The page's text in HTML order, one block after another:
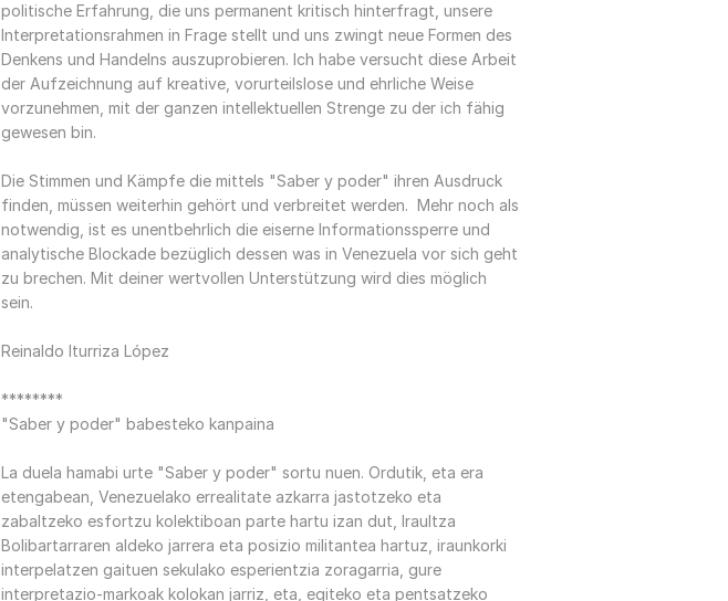
politische Erfahrung, die uns permanent kritisch hinterfragt, unsere
Interpretationsrahmen in Frage stellt und uns zwingt neue Formen des
Denkens und Handelns auszuprobieren. Ich habe versucht diese Arbeit
der Aufzeichnung auf kreative, vorurteilslose und ehrliche Weise
vorzunehmen, mit der ganzen intellektuellen Strenge zu der ich fähig
gewesen bin.
Die Stimmen und Kämpfe die mittels "Saber y poder" ihren Ausdruck
finden, müssen weiterhin gehört und verbreitet werden. Mehr noch als
notwendig, ist es unentbehrlich die eiserne Informationssperre und
analytische Blockade bezüglich dessen was in Venezuela vor sich geht
zu brechen. Mit deiner wertvollen Unterstützung wird dies möglich
sein.
Reinaldo Iturriza López
********
"Saber y poder" babesteko kanpaina
La duela hamabi urte "Saber y poder" sortu nuen. Ordutik, eta era
etengabean, Venezuelako errealitate azkarra jastotzeko eta
zabaltzeko esfortzu kolektiboan parte hartu izan dut, Iraultza
Bolibartarraren aldeko jarrera eta posizio militantea hartuz, iraunkorki
interpelatzen gaituen sekulako esperientzia zoragarria, gure
interpretazio-markoak kolokan jarriz, eta, egiteko eta pentsatzeko